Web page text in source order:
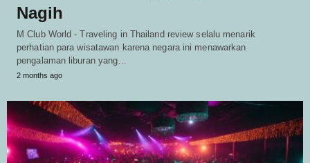
Nagih
M Club World - Traveling in Thailand review selalu menarik
perhatian para wisatawan karena negara ini menawarkan
pengalaman liburan yang…
2 months ago